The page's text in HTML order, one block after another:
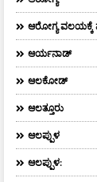
ಆರೋಗ್ಯ ವಲಯಕ್ಕೆ
ಆರ್ಯನಾಡ್
ಆಲಕೋಡ್
ಆಲತ್ತೂರು
ಆಲಪ್ಪುಳ
ಆಲಪ್ಪುಳ: